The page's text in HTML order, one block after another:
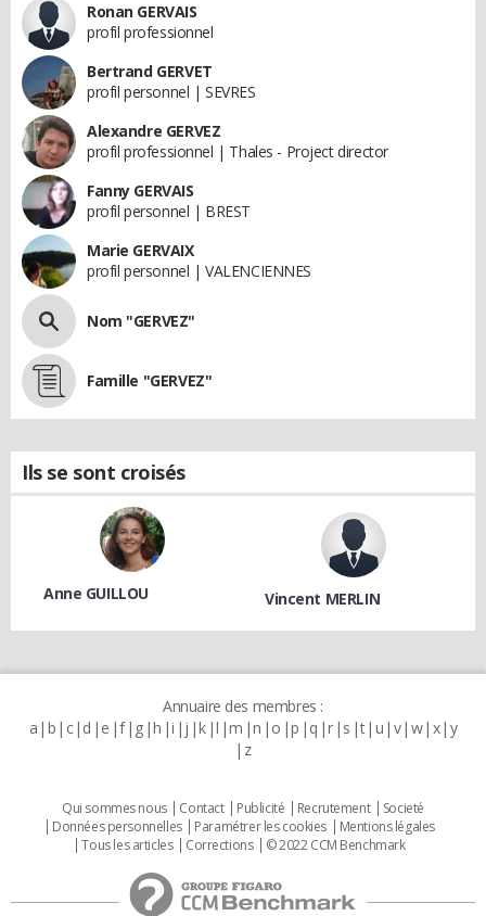
Ronan GERVAIS
profil professionnel
Bertrand GERVET
profil personnel | SEVRES
Alexandre GERVEZ
profil professionnel | Thales - Project director
Fanny GERVAIS
profil personnel | BREST
Marie GERVAIX
profil personnel | VALENCIENNES
Nom "GERVEZ"
Famille "GERVEZ"
Ils se sont croisés
Anne GUILLOU Vincent MERLIN
Annuaire des membres :
a b c d e f g h i j k l m n o p q r s t u v w x y
z
Qui sommes nous Contact Publicité Recrutement
Societé
Données personnelles
Paramétrer les cookies
Mentions légales
Tous les articles
Corrections © 2022 CCM Benchmark